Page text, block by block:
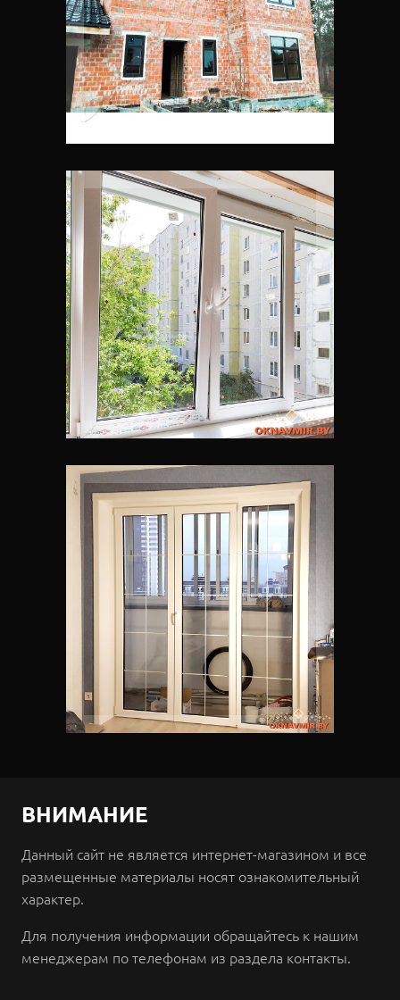
ВНИМАНИЕ
Данный сайт не является интернет-магазином и все
размещенные материалы носят ознакомительный
характер.
Для получения информации обращайтесь к нашим
менеджерам по телефонам из раздела контакты.